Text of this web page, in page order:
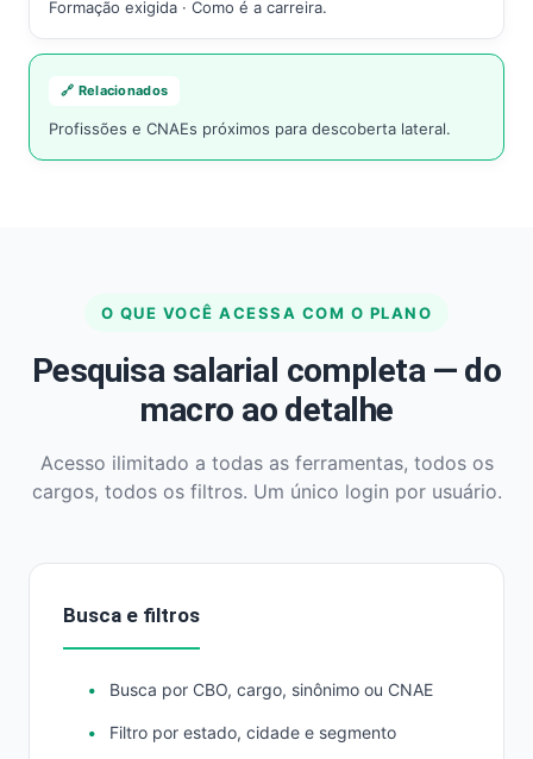
Formação exigida · Como é a carreira.
🔗 Relacionados
Profissões e CNAEs próximos para descoberta lateral.
O QUE VOCÊ ACESSA COM O PLANO
Pesquisa salarial completa — do
macro ao detalhe
Acesso ilimitado a todas as ferramentas, todos os
cargos, todos os filtros. Um único login por usuário.
Busca e filtros
Busca por CBO, cargo, sinônimo ou CNAE
Filtro por estado, cidade e segmento